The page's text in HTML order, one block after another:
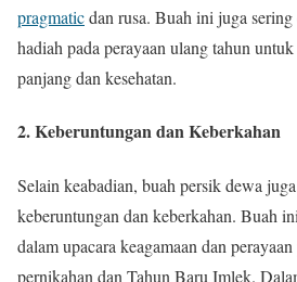
pragmaticdan rusa. Buah ini juga
hadiah pada perayaan ulang tahun
panjang dan kesehatan.
2. Keberuntungan dan Keberkahan
Selain keabadian, buah persik dewa
keberuntungan dan keberkahan. Buah
dalam upacara keagamaan dan
pernikahan dan Tahun Baru Imlek.